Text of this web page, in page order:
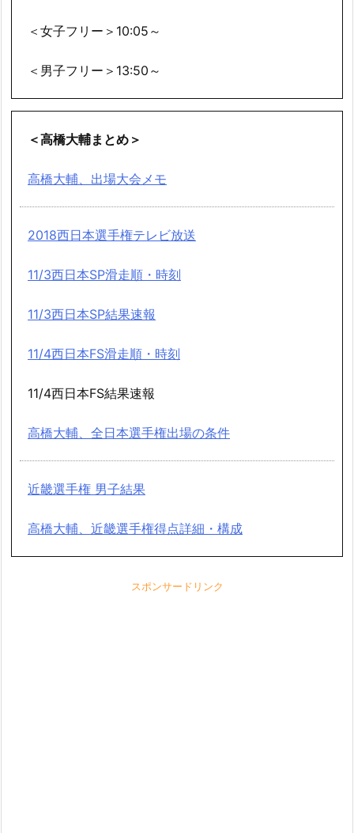
＜女子フリー＞10:05～
＜男子フリー＞13:50～
＜高橋大輔まとめ＞
高橋大輔、出場大会メモ
2018西日本選手権テレビ放送
11/3西日本SP滑走順・時刻
11/3西日本SP結果速報
11/4西日本FS滑走順・時刻
11/4西日本FS結果速報
高橋大輔、全日本選手権出場の条件
近畿選手権 男子結果
高橋大輔、近畿選手権得点詳細・構成
スポンサードリンク